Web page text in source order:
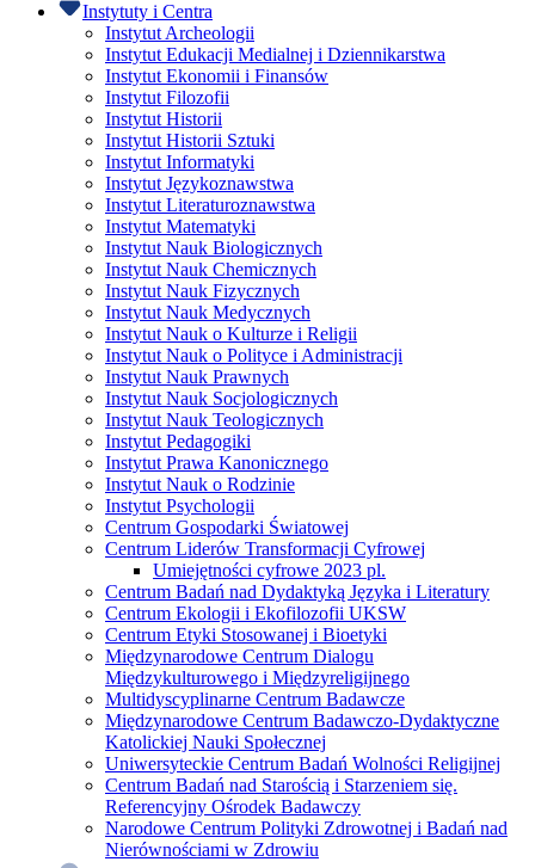
Instytuty i Centra
Instytut Archeologii
Instytut Edukacji Medialnej i Dziennikarstwa
Instytut Ekonomii i Finansów
Instytut Filozofii
Instytut Historii
Instytut Historii Sztuki
Instytut Informatyki
Instytut Językoznawstwa
Instytut Literaturoznawstwa
Instytut Matematyki
Instytut Nauk Biologicznych
Instytut Nauk Chemicznych
Instytut Nauk Fizycznych
Instytut Nauk Medycznych
Instytut Nauk o Kulturze i Religii
Instytut Nauk o Polityce i Administracji
Instytut Nauk Prawnych
Instytut Nauk Socjologicznych
Instytut Nauk Teologicznych
Instytut Pedagogiki
Instytut Prawa Kanonicznego
Instytut Nauk o Rodzinie
Instytut Psychologii
Centrum Gospodarki Światowej
Centrum Liderów Transformacji Cyfrowej
Umiejętności cyfrowe 2023 pl.
Centrum Badań nad Dydaktyką Języka i Literatury
Centrum Ekologii i Ekofilozofii UKSW
Centrum Etyki Stosowanej i Bioetyki
Międzynarodowe Centrum Dialogu
Międzykulturowego i Międzyreligijnego
Multidyscyplinarne Centrum Badawcze
Międzynarodowe Centrum Badawczo-Dydaktyczne
Katolickiej Nauki Społecznej
Uniwersyteckie Centrum Badań Wolności Religijnej
Centrum Badań nad Starością i Starzeniem się.
Referencyjny Ośrodek Badawczy
Narodowe Centrum Polityki Zdrowotnej i Badań nad
Nierównościami w Zdrowiu